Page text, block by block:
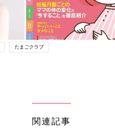
たまごクラブ
関連記事